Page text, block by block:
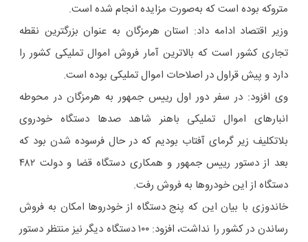
متروکه بوده است که به‌صورت مزایده انجام شده است.
وزیر اقتصاد ادامه داد: استان هرمزگان به عنوان بزرگترین نقطه
تجاری کشور است که بالاترین آمار فروش اموال تملیکی کشور را
دارد و پیش قراول در اصلاحات اموال تملیکی بوده است.
وی افزود: در سفر دور اول رییس جمهور به هرمزگان در محوطه
انبارهای اموال تملیکی باهنر شاهد صدها دستگاه خودروی
بلاتکلیف زیر گرمای آفتاب بودیم که در حال فرسوده شدن بود که
بعد از دستور رییس جمهور و همکاری دستگاه قضا و دولت ۴۸۲
دستگاه از این خودروها به فروش رفت.
خاندوزی با بیان این که پنج دستگاه از خودروها امکان به فروش
رساندن در کشور را نداشت، افزود: ۱۰۰ دستگاه دیگر نیز منتظر دستور